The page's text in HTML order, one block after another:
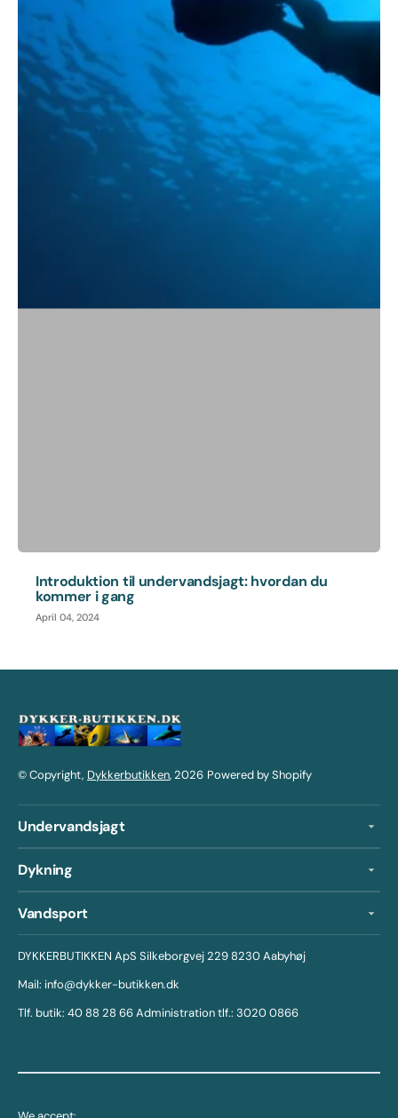
Introduktion til undervandsjagt: hvordan du
kommer i gang
April 04, 2024
© Copyright, Dykkerbutikken, 2026 Powered by Shopify
Undervandsjagt
Dykning
Vandsport
DYKKERBUTIKKEN ApS Silkeborgvej 229 8230 Aabyhøj
Mail: info@dykker-butikken.dk
Tlf. butik: 40 88 28 66 Administration tlf.: 3020 0866